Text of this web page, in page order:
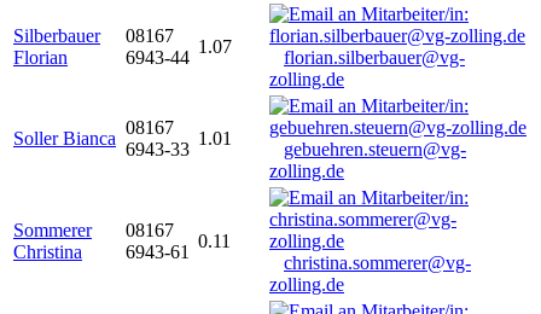
Silberbauer
Florian
08167
6943-44
1.07
florian.silberbauer@vg-
zolling.de
Soller Bianca
08167
6943-33
1.01
gebuehren.steuern@vg-
zolling.de
Sommerer
Christina
08167
6943-61
0.11
christina.sommerer@vg-
zolling.de